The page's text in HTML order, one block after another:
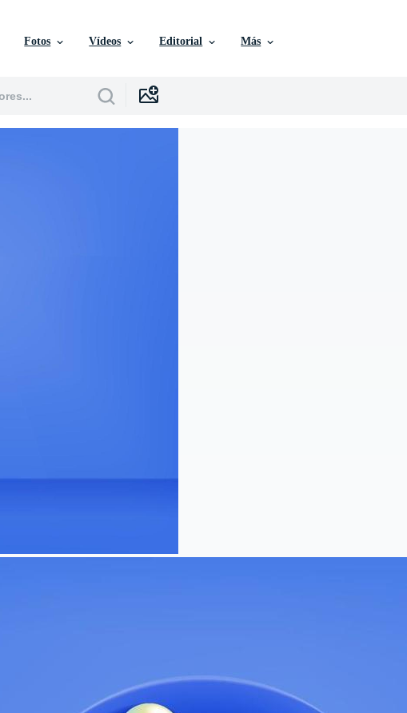
Fotos Vídeos Editorial Más